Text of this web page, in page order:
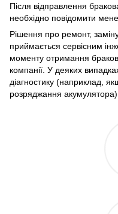
Після відправлення
необхідно повідомити
Рішення про ремонт,
приймається сервісним
моменту отримання
компанії. У деяких
діагностику (наприклад,
розряджання акумулятора).